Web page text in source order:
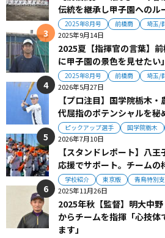
伝統を継承し甲子園へのル
2025年8月号 前橋商 埼玉/
2025年9月14日
2025夏【指揮官の言葉】
に甲子園の景色を見せたい」
2025年8月号 前橋商 埼玉/
2026年5月27日
【プロ注目】国学院栃木
代屈指のポテンシャルを秘
ピックアップ選手 国学院栃木
2026年7月10日
【スタンドレポート】八
応援でサポート。チームの
学校紹介 東京版 青鳥特別
2025年11月26日
2025年秋【監督】明大中
からチームを指揮「心技
ます」